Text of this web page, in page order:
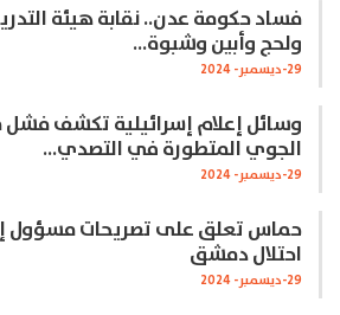
فساد حكومة عدن.. نقابة هيئة
ولحج وأبين وشبوة…
29-ديسمبر- 2024
وسائل إعلام إسرائيلية تكشف فشل
الجوي المتطورة في التصدي…
29-ديسمبر- 2024
حماس تعلق على تصريحات مسؤول
احتلال دمشق
29-ديسمبر- 2024